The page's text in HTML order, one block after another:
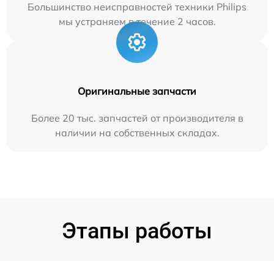
Большинство неисправностей техники Philips
мы устраняем в течение 2 часов.
Оригинальные запчасти
Более 20 тыс. запчастей от производителя в
наличии на собственных складах.
Этапы работы